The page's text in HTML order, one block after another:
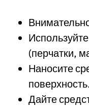
(перчатки,
Наносите
Дайте